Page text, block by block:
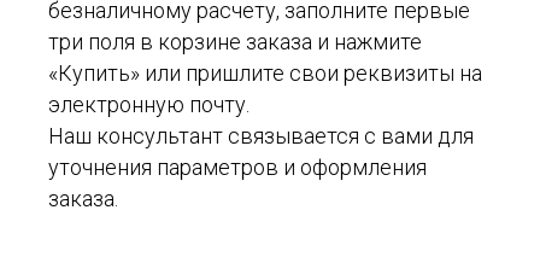
безналичному расчету, заполните первые
три поля в корзине заказа и нажмите
«Купить» или пришлите свои реквизиты на
электронную почту.
Наш консультант связывается с вами для
уточнения параметров и оформления
заказа.